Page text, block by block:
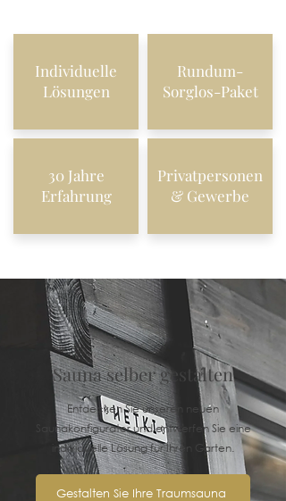
Individuelle
Lösungen
30 Jahre
Erfahrung
Rundum-
Sorglos-Paket
Privatpersonen
& Gewerbe
Sauna selber gestalten
Entdecken Sie unseren neuen
Saunakonfigurator und entwerfen Sie eine
individuelle Lösung für Ihren Garten.
Gestalten Sie Ihre Traumsauna